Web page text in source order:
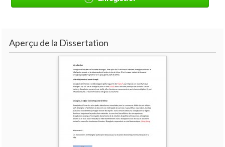
Aperçu de la Dissertation